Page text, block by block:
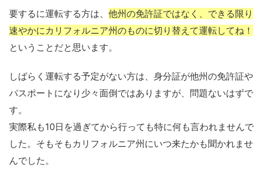
要するに運転する方は、 他州の免許証ではなく、できる限り
速やかにカリフォルニア州のものに切り替えて運転してね！
ということだと思います。
しばらく運転する予定がない方は、身分証が他州の免許証や
パスポートになり少々面倒ではありますが、問題ないはずで
す。
実際私も10日を過ぎてから行っても特に何も言われませんで
した。そもそもカリフォルニア州にいつ来たかも聞かれませ
んでした。